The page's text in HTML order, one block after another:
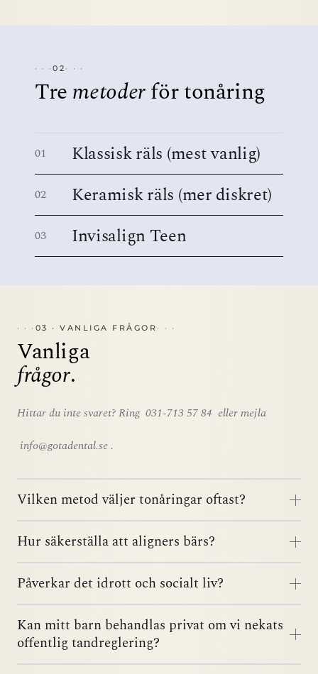
02
Tremetoderför tonåring
01 Klassisk räls (mest vanlig)
02 Keramisk räls (mer diskret)
03 Invisalign Teen
03 · VANLIGA FRÅGOR
Vanliga
frågor.
Hittar du inte svaret? Ring 031-713 57 84 eller mejla
info@gotadental.se.
Vilken metod väljer tonåringar oftast?
Hur säkerställa att aligners bärs?
Påverkar det idrott och socialt liv?
Kan mitt barn behandlas privat om vi nekats
offentlig tandreglering?